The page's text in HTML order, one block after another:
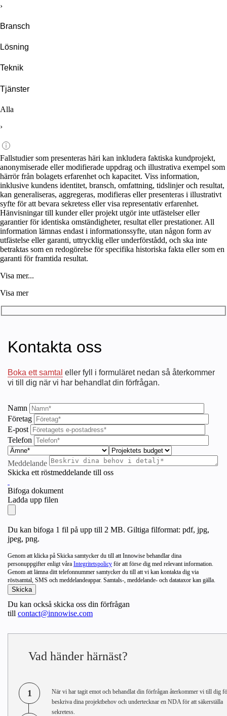
›
Bransch
Lösning
Teknik
Tjänster
Alla
›
Fallstudier som presenteras häri kan inkludera faktiska kundprojekt,
anonymiserade eller modifierade uppdrag och illustrativa exempel som
härrör från bolagets erfarenhet och kapacitet. Viss information,
inklusive kundens identitet, bransch, omfattning, tidslinjer och resultat,
kan generaliseras, aggregeras, modifieras eller presenteras i illustrativt
syfte för att bevara sekretess eller visa representativ erfarenhet.
Hänvisningar till kunder eller projekt utgör inte utfästelser eller
garantier för identiska omständigheter, resultat eller prestationer. All
information lämnas endast i informationssyfte, utan någon form av
utfästelse eller garanti, uttrycklig eller underförstådd, och ska inte
betraktas som en redogörelse för specifika historiska fakta eller som en
garanti för framtida resultat.
Visa mer...
Visa mer
Kontakta oss
Boka ett samtal eller fyll i formuläret nedan så återkommer
vi till dig när vi har behandlat din förfrågan.
Namn
Företag
E-post
Telefon
Meddelande
Skicka ett röstmeddelande till oss
Bifoga dokument
Ladda upp filen
Du kan bifoga 1 fil på upp till 2 MB. Giltiga filformat: pdf, jpg,
jpeg, png.
Genom att klicka på Skicka samtycker du till att Innowise behandlar dina
personuppgifter enligt våra Integritetspolicy för att förse dig med relevant information.
Genom att lämna ditt telefonnummer samtycker du till att vi kan kontakta dig via
röstsamtal, SMS och meddelandeappar. Samtals-, meddelande- och datataxor kan gälla.
Du kan också skicka oss din förfrågan
till contact@innowise.com
Vad händer härnäst?
1
När vi har tagit emot och behandlat din förfrågan återkommer vi till dig
beskriva dina projektbehov och undertecknar en NDA för att säkerställa
sekretess.